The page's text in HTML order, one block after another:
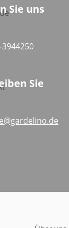
Sie uns
3944250
Sie